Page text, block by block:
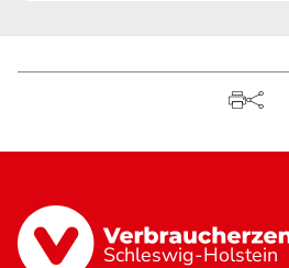
Schleswig-Holstein